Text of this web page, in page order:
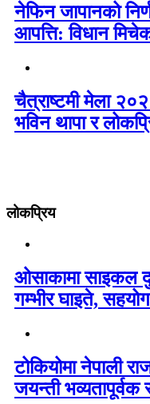
नेफिन जापानको
आपत्ति: विधान
चैत्राष्टमी मेला
भविन थापा र
लोकप्रिय
ओसाकामा साइकल
गम्भीर घाइते,
टोकियोमा नेपाली
जयन्ती भव्यतापूर्वक